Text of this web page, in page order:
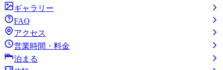
ギャラリー
FAQ
アクセス
営業時間・料金
泊まる